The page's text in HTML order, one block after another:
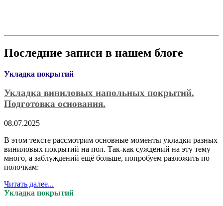
Последние записи в нашем блоге
Укладка покрытий
Укладка виниловых напольных покрытий.
Подготовка основания.
08.07.2025
В этом тексте рассмотрим основные моменты укладки разных
виниловых покрытий на пол. Так-как суждений на эту тему
много, а заблуждений ещё больше, попробуем разложить по
полочкам:
Читать далее...
Укладка покрытий